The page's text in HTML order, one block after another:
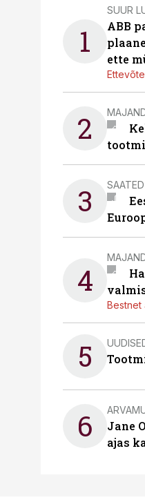
1
SUUR
ABB
ette
2
3 SAATED
4
Bestnet
5
6
Jane
ajas